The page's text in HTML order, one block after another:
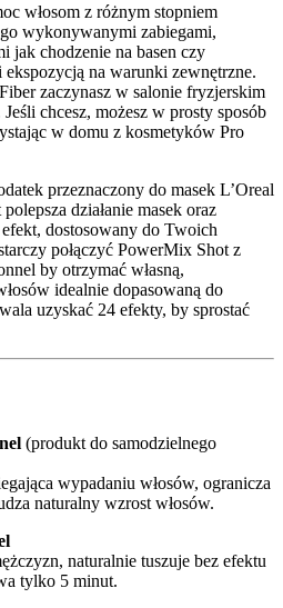
włosom z różnym stopniem
wykonywanymi zabiegami,
jak chodzenie na basen czy
na warunki zewnętrzne.
zaczynasz w salonie fryzjerskim
chcesz, możesz w prosty sposób
w domu z kosmetyków Pro
przeznaczony do masek L’Oreal
działanie masek oraz
dostosowany do Twoich
połączyć PowerMix Shot z
by otrzymać własną,
idealnie dopasowaną do
uzyskać 24 efekty, by sprostać
(produkt do samodzielnego
wypadaniu włosów, ogranicza
naturalny wzrost włosów.
naturalnie tuszuje bez efektu
tylko 5 minut.